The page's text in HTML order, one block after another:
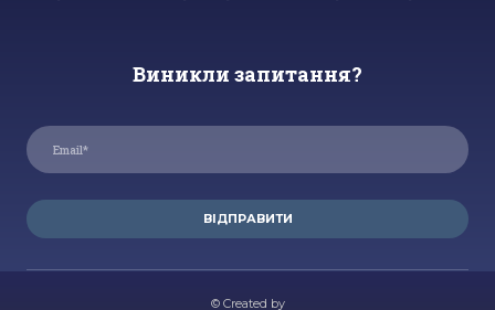
Виникли запитання?
ВІДПРАВИТИ
© Created by